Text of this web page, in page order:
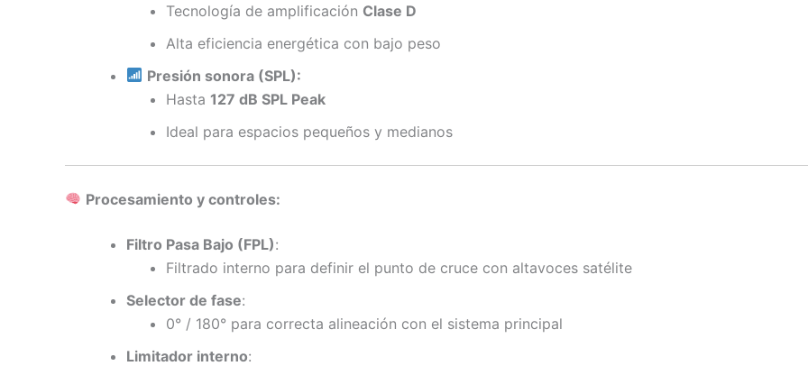
Tecnología de amplificación Clase D
Alta eficiencia energética con bajo peso
Presión sonora (SPL):
Hasta 127 dB SPL Peak
Ideal para espacios pequeños y medianos
Procesamiento y controles:
Filtro Pasa Bajo (FPL):
Filtrado interno para definir el punto de cruce con altavoces satélite
Selector de fase:
0° / 180° para correcta alineación con el sistema principal
Limitador interno: